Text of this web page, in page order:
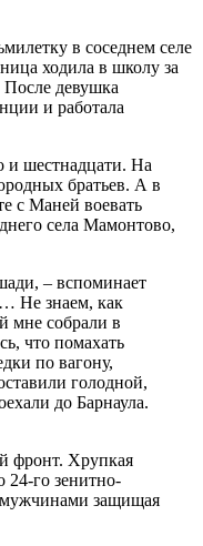
в соседнем селе
ходила в школу за
После девушка
и работала
и шестнадцати. На
братьев. А в
с Маней воевать
села Мамонтово,
– вспоминает
Не знаем, как
мне собрали в
что помахать
по вагону,
голодной,
до Барнаула.
фронт. Хрупкая
24-го зенитно-
мужчинами защищая